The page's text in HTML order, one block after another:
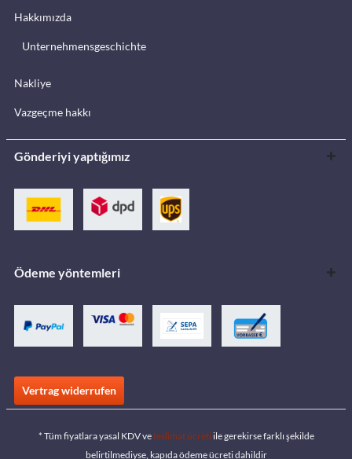
Hakkımızda
Unternehmensgeschichte
Nakliye
Vazgeçme hakkı
Gönderiyi yaptığımız
Ödeme yöntemleri
Vertrag widerrufen
* Tüm fiyatlara yasal KDV veteslimat ücreti ile gerekirse farklı şekilde
belirtilmediyse, kapıda ödeme ücreti dahildir